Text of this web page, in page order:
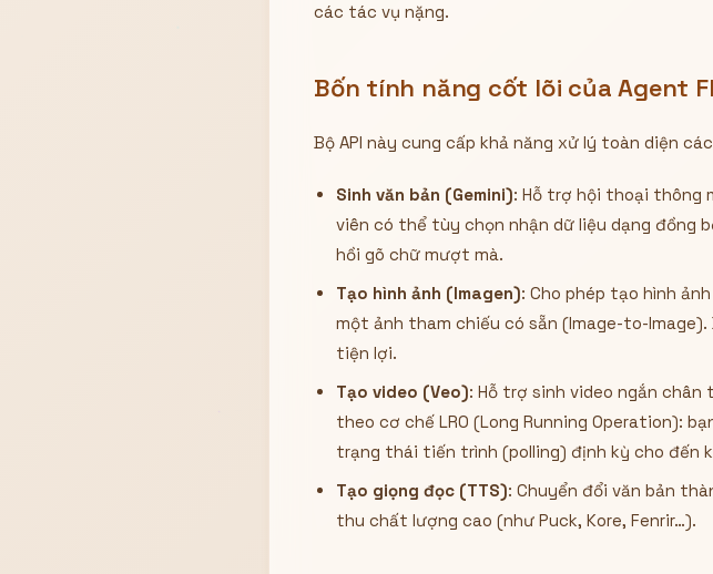
các tác vụ nặng.
Bốn tính năng cốt lõi của Agent
Bộ API này cung cấp khả năng xử lý toàn diện
Sinh văn bản (Gemini): Hỗ trợ hội thoại thông
viên có thể tùy chọn nhận dữ liệu dạng đồng
hồi gõ chữ mượt mà.
Tạo hình ảnh (Imagen): Cho phép tạo hình
một ảnh tham chiếu có sẵn (Image-to-
tiện lợi.
Tạo video (Veo): Hỗ trợ sinh video ngắn
theo cơ chế LRO (Long Running Operation):
trạng thái tiến trình (polling) định kỳ cho đến
Tạo giọng đọc (TTS): Chuyển đổi văn bản
thu chất lượng cao (như Puck, Kore, Fenrir…).